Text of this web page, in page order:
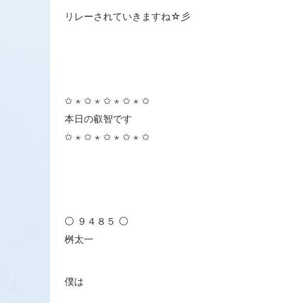
リレーされていきますね☆彡
✩ ⋆ ✩ ⋆ ✩ ⋆ ✩ ⋆ ✩
本日の叡智です
✩ ⋆ ✩ ⋆ ✩ ⋆ ✩ ⋆ ✩
⚪ ９４８５ ⚪
桝太一
僕は